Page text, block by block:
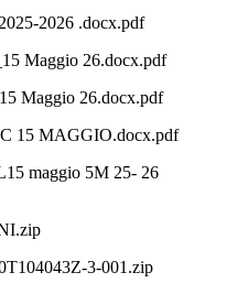
2026 .docx.pdf
Maggio 26.docx.pdf
Maggio 26.docx.pdf
15 MAGGIO.docx.pdf
maggio 5M 25- 26
3-001.zip